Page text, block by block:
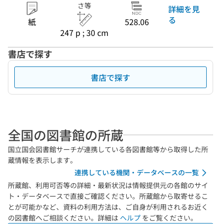
紙
さ等
247 p ; 30 cm
528.06
詳細を見
る
書店で探す
書店で探す
全国の図書館の所蔵
国立国会図書館サーチが連携している各図書館等から取得した所
蔵情報を表示します。
連携している機関・データベースの一覧
所蔵館、利用可否等の詳細・最新状況は情報提供元の各館のサイ
ト・データベースで直接ご確認ください。所蔵館から取寄せるこ
とが可能かなど、資料の利用方法は、ご自身が利用されるお近く
の図書館へご相談ください。詳細は ヘルプ をご覧ください。